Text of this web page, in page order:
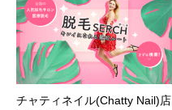
チャティネイル(Chatty Nail)店